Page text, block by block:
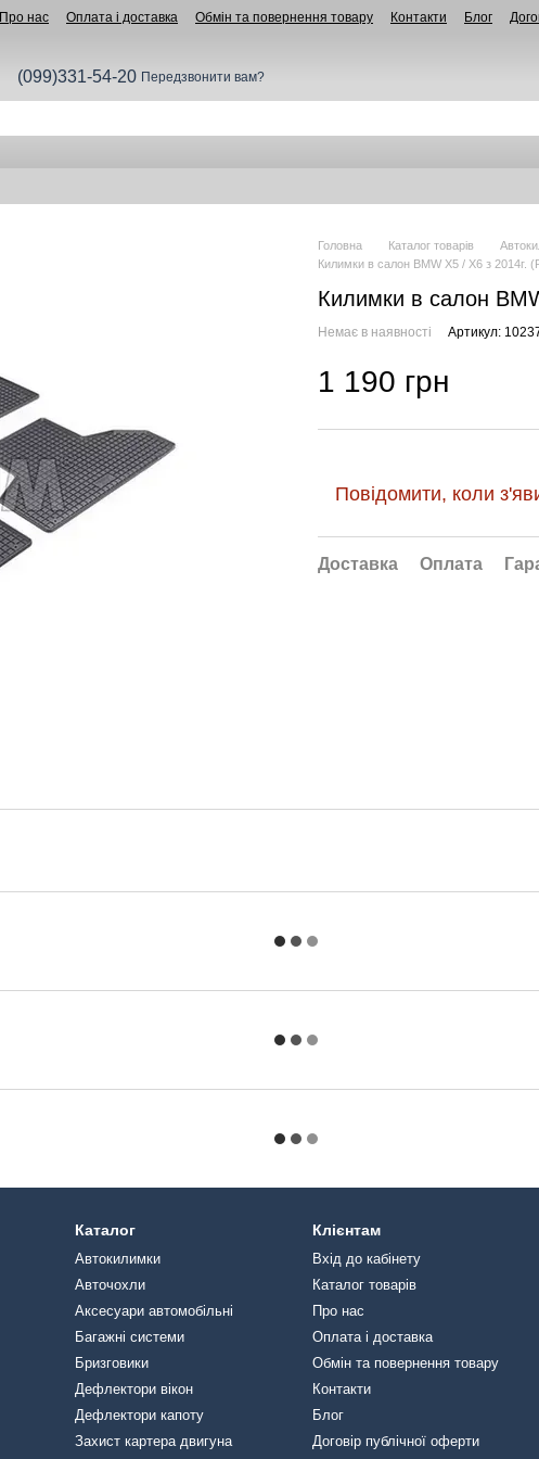
Про нас Оплата і доставка Обмін та повернення товару Контакти Блог
(099)331-54-20 Передзвонити вам?
Головна Каталог товарів
Килимки в салон BMW X5 / X6 з 2014г.
Килимки в салон
Немає в наявності Артикул:
1 190 грн
Повідомити, коли
Доставка Оплата
Каталог
Автокилимки
Авточохли
Аксесуари автомобільні
Багажні системи
Бризговики
Дефлектори вікон
Дефлектори капоту
Захист картера двигуна
Клієнтам
Вхід до кабінету
Каталог товарів
Про нас
Оплата і доставка
Обмін та повернення товару
Контакти
Блог
Договір публічної оферти